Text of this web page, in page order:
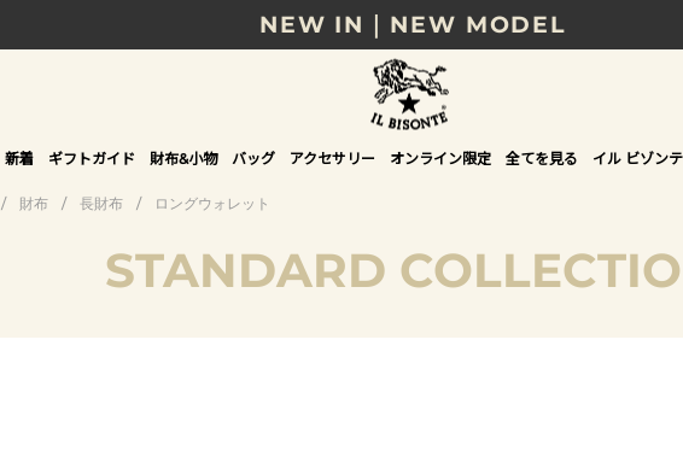
NEW IN｜NEW MODEL
8/17(月)10時まで｜税込11,000円以上で送料無
贈る相手やシーンから選べる、新しいギフトガ
NEW IN｜COLOR LEATHER
新着 ギフトガイド 財布&小物 バッグ アクセサリー オンライン限定 全てを見る イル ビゾン
/ 財布 / 長財布 / ロングウォレット
STANDARD